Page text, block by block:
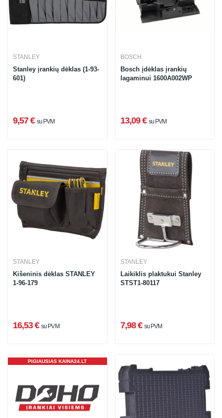
STANLEY
Stanley įrankių dėklas (1-93-
601)
9,57 € su PVM
BOSCH
Bosch įdėklas įrankių
lagaminui 1600A002WP
13,09 € su PVM
STANLEY
Kišeninis dėklas STANLEY
1-96-179
16,53 € su PVM
STANLEY
Laikiklis plaktukui Stanley
STST1-80117
7,98 € su PVM
PIGIAUSIAS KAINA24.LT